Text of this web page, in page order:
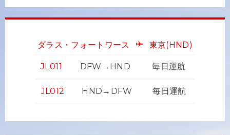
ダラス・フォートワース 東京(HND)
JL011 DFW→HND 毎日運航
JL012 HND→DFW 毎日運航